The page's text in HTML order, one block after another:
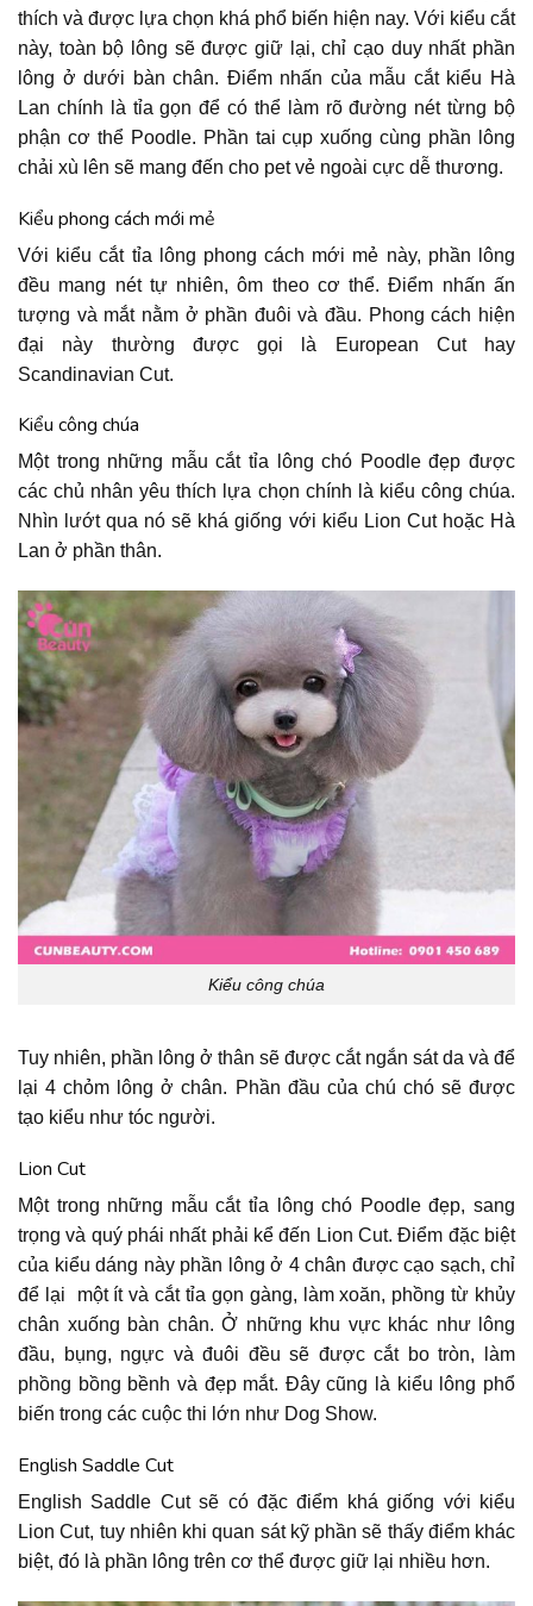
thích và được lựa chọn khá phổ biến hiện nay. Với kiểu cắt
này, toàn bộ lông sẽ được giữ lại, chỉ cạo duy nhất phần
lông ở dưới bàn chân. Điểm nhấn của mẫu cắt kiểu Hà
Lan chính là tỉa gọn để có thể làm rõ đường nét từng bộ
phận cơ thể Poodle. Phần tai cụp xuống cùng phần lông
chải xù lên sẽ mang đến cho pet vẻ ngoài cực dễ thương.
Kiểu phong cách mới mẻ
Với kiểu cắt tỉa lông phong cách mới mẻ này, phần lông
đều mang nét tự nhiên, ôm theo cơ thể. Điểm nhấn ấn
tượng và mắt nằm ở phần đuôi và đầu. Phong cách hiện
đại này thường được gọi là European Cut hay
Scandinavian Cut.
Kiểu công chúa
Một trong những mẫu cắt tỉa lông chó Poodle đẹp được
các chủ nhân yêu thích lựa chọn chính là kiểu công chúa.
Nhìn lướt qua nó sẽ khá giống với kiểu Lion Cut hoặc Hà
Lan ở phần thân.
Kiểu công chúa
Tuy nhiên, phần lông ở thân sẽ được cắt ngắn sát da và để
lại 4 chỏm lông ở chân. Phần đầu của chú chó sẽ được
tạo kiểu như tóc người.
Lion Cut
Một trong những mẫu cắt tỉa lông chó Poodle đẹp, sang
trọng và quý phái nhất phải kể đến Lion Cut. Điểm đặc biệt
của kiểu dáng này phần lông ở 4 chân được cạo sạch, chỉ
để lại một ít và cắt tỉa gọn gàng, làm xoăn, phồng từ khủy
chân xuống bàn chân. Ở những khu vực khác như lông
đầu, bụng, ngực và đuôi đều sẽ được cắt bo tròn, làm
phồng bồng bềnh và đẹp mắt. Đây cũng là kiểu lông phổ
biến trong các cuộc thi lớn như Dog Show.
English Saddle Cut
English Saddle Cut sẽ có đặc điểm khá giống với kiểu
Lion Cut, tuy nhiên khi quan sát kỹ phần sẽ thấy điểm khác
biệt, đó là phần lông trên cơ thể được giữ lại nhiều hơn.